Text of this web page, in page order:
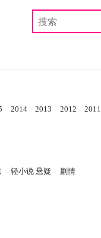
2014 2013 2012 2011
轻小说 悬疑 剧情